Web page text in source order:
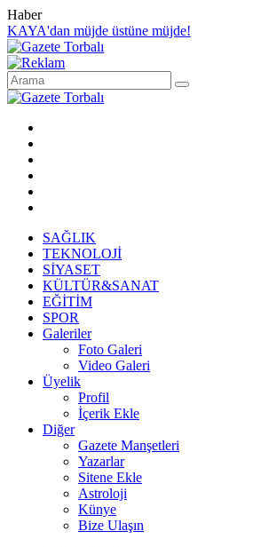
Haber
KAYA'dan müjde üstüne müjde!
SAĞLIK
TEKNOLOJİ
SİYASET
KÜLTÜR&SANAT
EĞİTİM
SPOR
Galeriler
Foto Galeri
Video Galeri
Üyelik
Profil
İçerik Ekle
Diğer
Gazete Manşetleri
Yazarlar
Sitene Ekle
Astroloji
Künye
Bize Ulaşın